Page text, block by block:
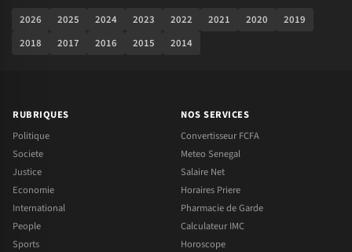
2026 2025 2024 2023 2022 2021 2020
2019
2018
2017 2016 2015 2014
RUBRIQUES
Politique
Societe
Justice
Economie
International
People
Sports
NOS SERVICES
Convertisseur FCFA
Meteo Senegal
Salaire Net
Horaires Priere
Pharmacie de Garde
Calculateur IMC
Horoscope